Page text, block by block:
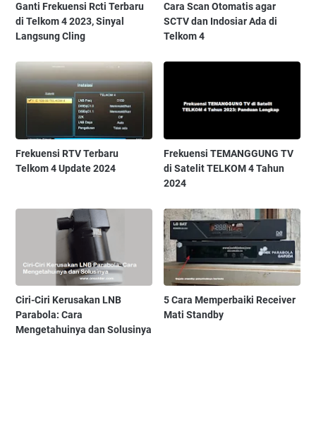
Ganti Frekuensi Rcti Terbaru
di Telkom 4 2023, Sinyal
Langsung Cling
Cara Scan Otomatis agar
SCTV dan Indosiar Ada di
Telkom 4
Frekuensi RTV Terbaru
Telkom 4 Update 2024
Frekuensi TEMANGGUNG TV
di Satelit TELKOM 4 Tahun
2024
Ciri-Ciri Kerusakan LNB
Parabola: Cara
Mengetahuinya dan Solusinya
5 Cara Memperbaiki Receiver
Mati Standby